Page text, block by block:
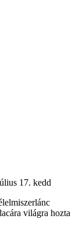
17. kedd
világra hozta